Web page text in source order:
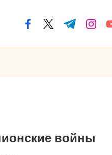
facebook.com
twitter.com
t.me
войны